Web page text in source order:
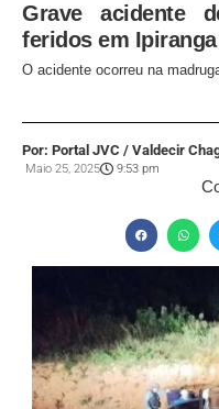
Grave acidente
feridos em
O acidente ocorreu na
Por: Portal JVC / Valdecir
Maio 25, 2025 9:53 pm